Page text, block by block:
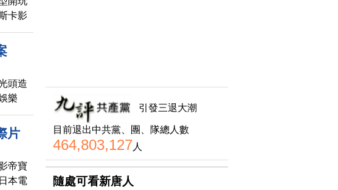
卡影
頭造
樂
片
帝寶
本電
引發三退大潮
目前退出中共黨、團、隊總人數
464,803,127人
隨處可看新唐人